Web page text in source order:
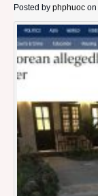
Posted by phphuoc on